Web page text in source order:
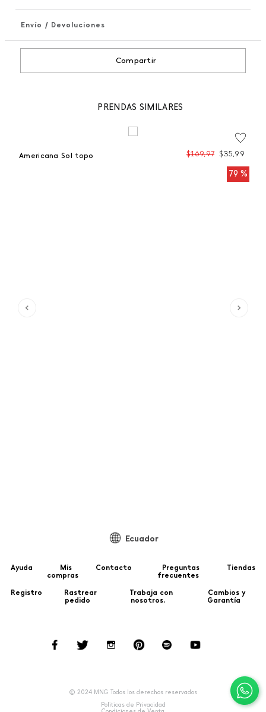
Envío / Devoluciones
Compartir
PRENDAS SIMILARES
79 %
Americana Sol topo $169,97 $35,99
Ecuador
Ayuda
Mis
compras
Contacto
Preguntas
frecuentes
Tiendas
Registro
Rastrear
pedido
Trabaja con
nosotros.
Cambios y
Garantía
© 2024 MNG Todos los derechos reservados
Politicas de Privacidad